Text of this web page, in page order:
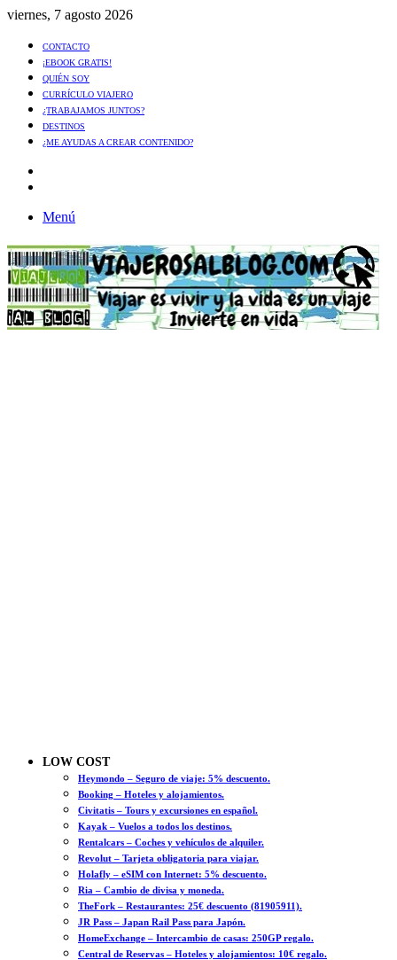
viernes, 7 agosto 2026
CONTACTO
¡EBOOK GRATIS!
QUIÉN SOY
CURRÍCULO VIAJERO
¿TRABAJAMOS JUNTOS?
DESTINOS
¿ME AYUDAS A CREAR CONTENIDO?
Menú
LOW COST
Heymondo – Seguro de viaje: 5% descuento.
Booking – Hoteles y alojamientos.
Civitatis – Tours y excursiones en español.
Kayak – Vuelos a todos los destinos.
Rentalcars – Coches y vehículos de alquiler.
Revolut – Tarjeta obligatoria para viajar.
Holafly – eSIM con Internet: 5% descuento.
Ria – Cambio de divisa y moneda.
TheFork – Restaurantes: 25€ descuento (81905911).
JR Pass – Japan Rail Pass para Japón.
HomeExchange – Intercambio de casas: 250GP regalo.
Central de Reservas – Hoteles y alojamientos: 10€ regalo.